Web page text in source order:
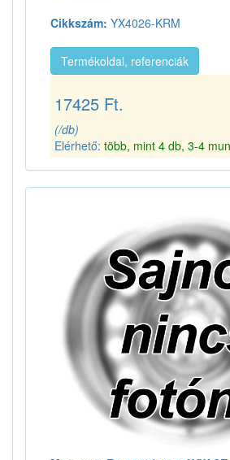
Cikkszám: YX4026-KRM
Termékoldal, referenciák
17425 Ft.
(/db)
Elérhető: több, mint 4 db, 3-4